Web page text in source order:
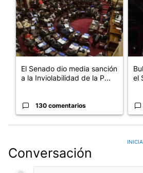
El Senado dio media sanción
a la Inviolabilidad de la P...
130 comentarios
el
Conversación